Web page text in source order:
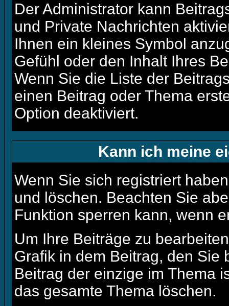
Der Administrator kann
und Private Nachrichten
Ihnen ein kleines Symbol
Gefühl oder den Inhalt Ihres
Wenn Sie die Liste der
einen Beitrag oder Thema
Option deaktiviert.
Kann ich meine
Wenn Sie sich registriert
und löschen. Beachten Sie
Funktion sperren kann, wenn
Um Ihre Beiträge zu
Grafik in dem Beitrag, den Sie
Beitrag der einzige im Thema
das gesamte Thema löschen.